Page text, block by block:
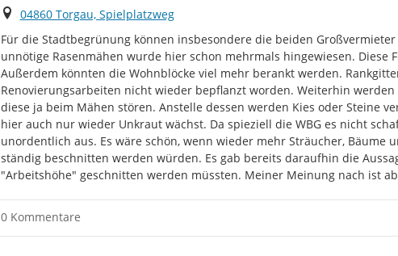
Ort
04860 Torgau, Spielplatzweg
Für die Stadtbegrünung können insbesondere die beiden
unnötige Rasenmähen wurde hier schon mehrmals hingewiesen.
Außerdem könnten die Wohnblöcke viel mehr berankt werden.
Renovierungsarbeiten nicht wieder bepflanzt worden. Weiterhin
diese ja beim Mähen stören. Anstelle dessen werden Kies oder Steine
hier auch nur wieder Unkraut wächst. Da spieziell die WBG es nicht
unordentlich aus. Es wäre schön, wenn wieder mehr Sträucher, Bäume
ständig beschnitten werden würden. Es gab bereits daraufhin die
"Arbeitshöhe" geschnitten werden müssten. Meiner Meinung nach ist
0 Kommentare